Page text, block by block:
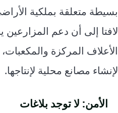
بسيطة متعلقة بملكية
لافتا إلى أن دعم
الأعلاف المركزة
لإنشاء مصانع محلية لإنتاجها.
الأمن: لا توجد بلاغات